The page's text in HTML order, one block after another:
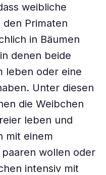
weibliche
den Primaten
in Bäumen
denen beide
leben oder eine
Unter diesen
die Weibchen
leben und
mit einem
wollen oder
intensiv mit